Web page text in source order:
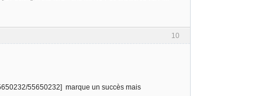
10
55650232] marque un succès mais